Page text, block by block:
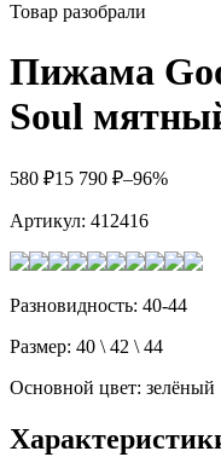
Товар разобрали
Пижама
Soul
580 ₽15 790 ₽–96%
Артикул: 412416
Разновидность: 40-44
Размер: 40 \ 42 \ 44
Основной цвет: зелёный